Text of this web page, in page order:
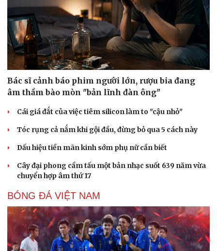
Bác sĩ cảnh báo phim người lớn, rượu bia đang
âm thầm bào mòn "bản lĩnh đàn ông"
Cái giá đắt của việc tiêm silicon làm to "cậu nhỏ"
Tóc rụng cả nắm khi gội đầu, đừng bỏ qua 5 cách này
Dấu hiệu tiền mãn kinh sớm phụ nữ cần biết
Cây đại phong cầm tấu một bản nhạc suốt 639 năm vừa
chuyển hợp âm thứ 17
BÓNG ĐÁ VIỆT NAM